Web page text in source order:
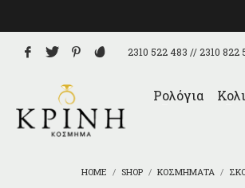
2310 522 483 // 2310 822
Ρολόγια
HOME SHOP ΚΟΣΜΉΜΑΤΑ